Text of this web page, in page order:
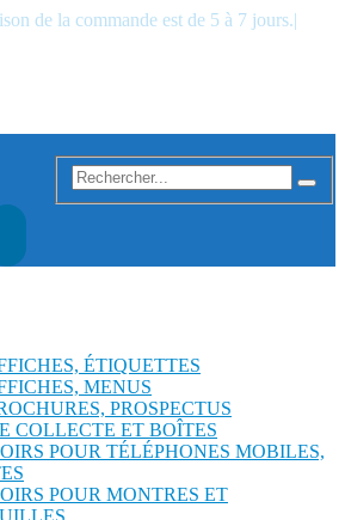
de la commande est de 5 à 7 jours.|
ÉTIQUETTES
MENUS
PROSPECTUS
COLLECTE ET BOÎTES
POUR TÉLÉPHONES MOBILES,
POUR MONTRES ET